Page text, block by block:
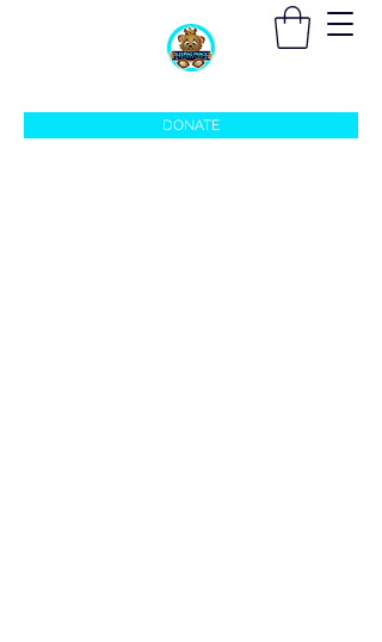
sleepingprincefoundation@gmail.com
DONATE